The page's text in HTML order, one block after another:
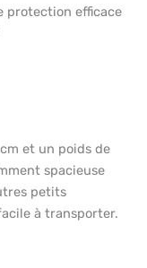
protection efficace
et un poids de
spacieuse
petits
à transporter.